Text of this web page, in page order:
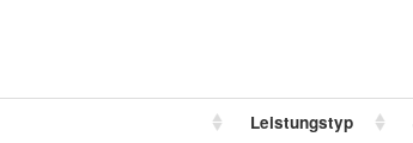
Leistungstyp